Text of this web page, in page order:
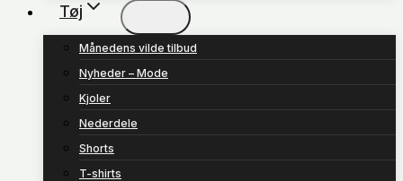
Tøj
Månedens vilde tilbud
Nyheder – Mode
Kjoler
Nederdele
Shorts
T-shirts